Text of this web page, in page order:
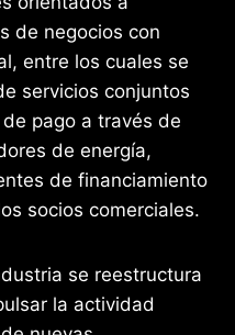
de negocios con
entre los cuales se
servicios conjuntos
pago a través de
de energía,
de financiamiento
socios comerciales.
se reestructura
la actividad